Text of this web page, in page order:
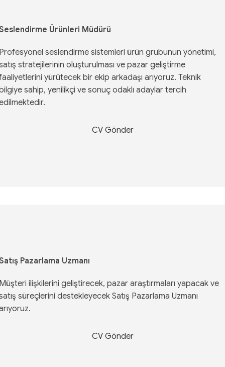
Ürünleri Müdürü
seslendirme sistemleri ürün grubunun yönetimi,
stratejilerinin oluşturulması ve pazar geliştirme
yürütecek bir ekip arkadaşı arıyoruz. Teknik
sahip, yenilikçi ve sonuç odaklı adaylar tercih
CV Gönder
Pazarlama Uzmanı
ilişkilerini geliştirecek, pazar araştırmaları yapacak ve
süreçlerini destekleyecek Satış Pazarlama Uzmanı
CV Gönder